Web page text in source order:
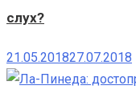
слух?
21.05.201827.07.2018